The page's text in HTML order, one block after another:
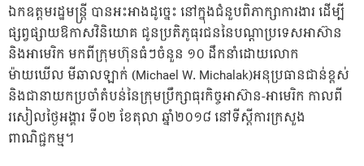
ឯកឧត្តមរដ្ឋមន្ត្រី បានអះអាងដូច្នេះ នៅក្នុងជំនួបពិភាក្សាការងារ ដើម្បី​
ផ្សព្វផ្សាយឱកាសវិនិយោគ ជូនប្រតិភូធុរជននៃបណ្តាប្រទេសអាស៊ាន
និងអាមេរិក មកពីក្រុមហ៊ុនធំៗចំនួន ១០ ដឹកនាំដោយលោក
ម៉ាយឃើល មីឆាលឡាក់ (Michael W. Michalak)អនុប្រធានជាន់ខ្ពស់
និងជានាយកប្រចាំតំបន់នៃក្រុមប្រឹក្សាធុរកិច្ចអាស៊ាន-អាមេរិក កាលពី
រសៀលថ្ងៃអង្គារ ទី០២ ខែតុលា ឆ្នាំ២០១៨ នៅទីស្តីការក្រសួង
ពាណិជ្ជកម្ម។